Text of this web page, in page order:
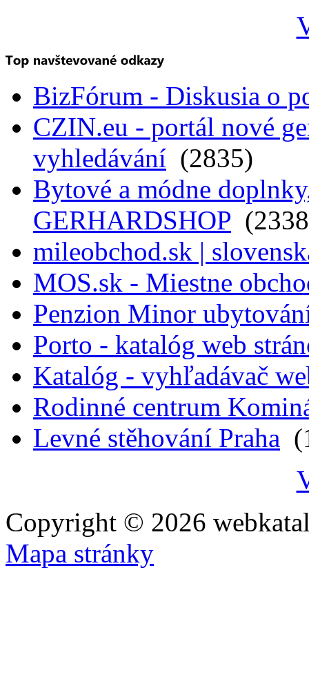
BizFórum - Diskusia o
CZIN.eu - portál nové
vyhledávání (2835)
Bytové a módne
GERHARDSHOP
mileobchod.sk |
MOS.sk - Miestne
Penzion Minor
Porto - katalóg web
Katalóg - vyhľadávač
Rodinné centrum
Levné stěhování Praha
Copyright © 2026
Mapa stránky